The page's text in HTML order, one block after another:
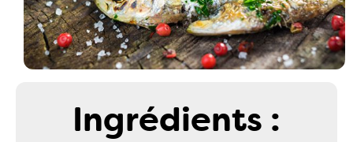
Ingrédients :